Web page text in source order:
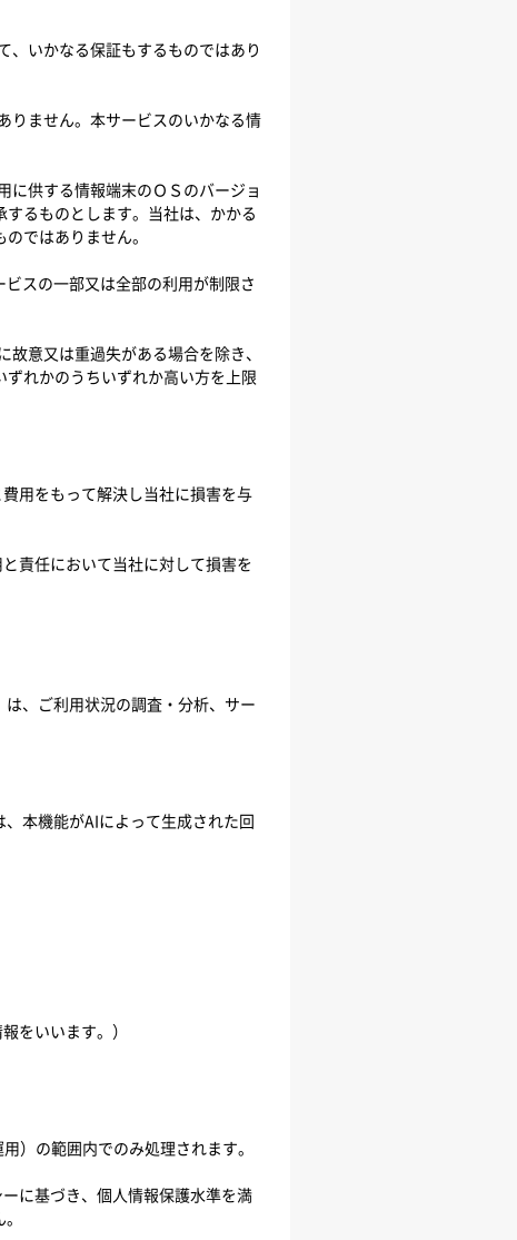
、いかなる保証もするものではあり
りません。本サービスのいかなる情
に供する情報端末のＯＳのバージョ
るものとします。当社は、かかる
ではありません。
スの一部又は全部の利用が制限さ
意又は重過失がある場合を除き、
れかのうちいずれか高い方を上限
用をもって解決し当社に損害を与
責任において当社に対して損害を
、ご利用状況の調査・分析、サー
本機能がAIによって生成された回
をいいます。）
）の範囲内でのみ処理されます。
に基づき、個人情報保護水準を満